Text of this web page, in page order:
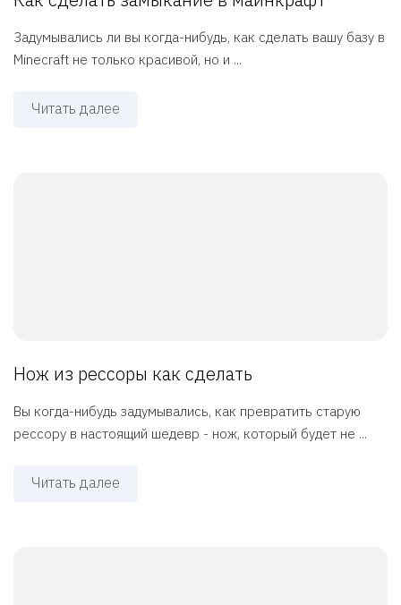
Задумывались ли вы когда-нибудь, как сделать вашу базу в
Minecraft не только красивой, но и ...
Читать далее
Нож из рессоры как сделать
Вы когда-нибудь задумывались, как превратить старую
рессору в настоящий шедевр - нож, который будет не ...
Читать далее